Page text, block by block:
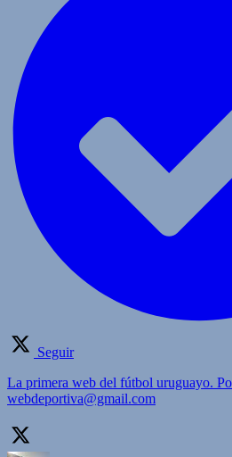
Seguir
La primera web del fútbol uruguayo.
webdeportiva@gmail.com